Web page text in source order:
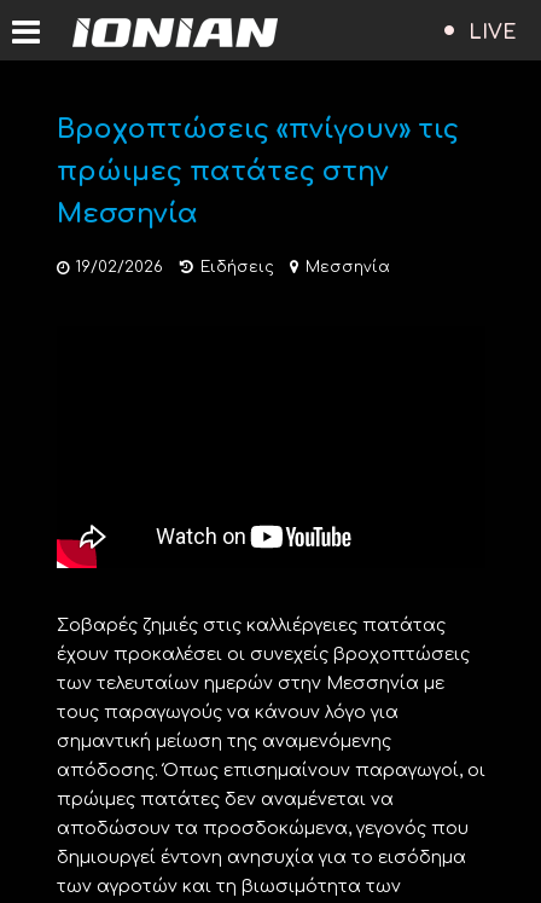
LIVE
Βροχοπτώσεις «πνίγουν» τις
πρώιμες πατάτες στην
Μεσσηνία
19/02/2026 Ειδήσεις Μεσσηνία
Σοβαρές ζημιές στις καλλιέργειες πατάτας
έχουν προκαλέσει οι συνεχείς βροχοπτώσεις
των τελευταίων ημερών στην Μεσσηνία με
τους παραγωγούς να κάνουν λόγο για
σημαντική μείωση της αναμενόμενης
απόδοσης. Όπως επισημαίνουν παραγωγοί, οι
πρώιμες πατάτες δεν αναμένεται να
αποδώσουν τα προσδοκώμενα, γεγονός που
δημιουργεί έντονη ανησυχία για το εισόδημα
των αγροτών και τη βιωσιμότητα των